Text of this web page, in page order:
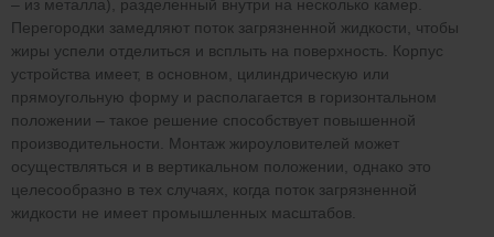
– из металла), разделенный внутри на несколько камер.
Перегородки замедляют поток загрязненной жидкости, чтобы
жиры успели отделиться и всплыть на поверхность. Корпус
устройства имеет, в основном, цилиндрическую или
прямоугольную форму и располагается в горизонтальном
положении – такое решение способствует повышенной
производительности. Монтаж жироуловителей может
осуществляться и в вертикальном положении, однако это
целесообразно в тех случаях, когда поток загрязненной
жидкости не имеет промышленных масштабов.